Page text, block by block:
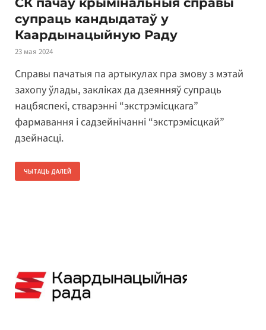
супраць кандыдатаў у
Каардынацыйную Раду
23 мая 2024
Справы пачатыя па артыкулах пра змову з мэтай
захопу ўлады, закліках да дзеянняў супраць
нацбяспекі, стварэнні “экстрэмісцкага”
фармавання і садзейнічанні “экстрэмісцкай”
дзейнасці.
ЧЫТАЦЬ ДАЛЕЙ